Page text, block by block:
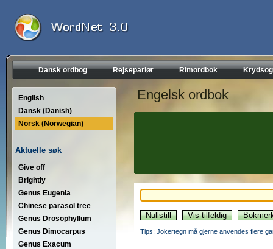
Dansk ordbog Rejseparlør Rimordbok
English
Dansk (Danish)
Norsk (Norwegian)
Aktuelle søk
Give off
Brightly
Genus Eugenia
Chinese parasol tree
Genus Drosophyllum
Genus Dimocarpus
Genus Exacum
Engelsk ordbok
Tips: Jokertegn må gjerne anvendes flere